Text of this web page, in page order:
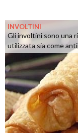
INVOLTINI
Gli involtini sono una
utilizzata sia come